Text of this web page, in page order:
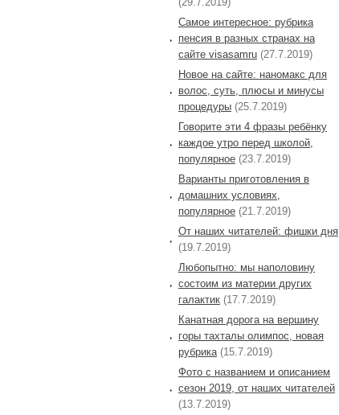
Самое интересное: рубрика
пенсия в разных странах на
сайте visasamru (27.7.2019)
Новое на сайте: наномакс для
волос, суть, плюсы и минусы
процедуры (25.7.2019)
Говорите эти 4 фразы ребёнку
каждое утро перед школой,
популярное (23.7.2019)
Варианты приготовления в
домашних условиях,
популярное (21.7.2019)
От наших читателей: фишки дня
(19.7.2019)
Любопытно: мы наполовину
состоим из материи других
галактик (17.7.2019)
Канатная дорога на вершину
горы тахталы олимпос, новая
рубрика (15.7.2019)
Фото с названием и описанием
сезон 2019, от наших читателей
(13.7.2019)